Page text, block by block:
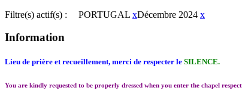
Filtre(s) actif(s) : PORTUGAL xDécembre 2024 x
Information
Lieu de prière et recueillement, merci de respecter le SILENCE.
You are kindly requested to be properly dressed when you enter the chapel